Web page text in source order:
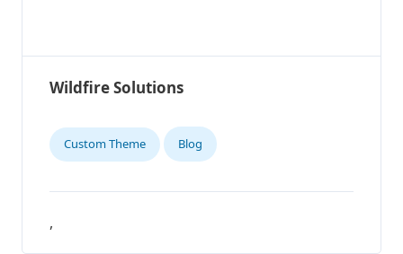
Wildfire Solutions
Custom Theme Blog
,